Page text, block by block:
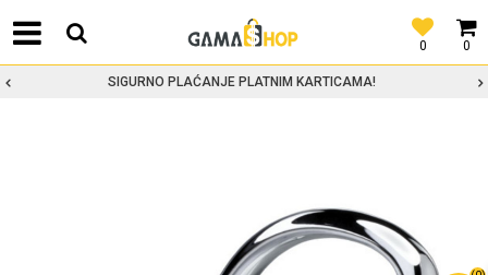
0
0
SIGURNO PLAĆANJE PLATNIM KARTICAMA!